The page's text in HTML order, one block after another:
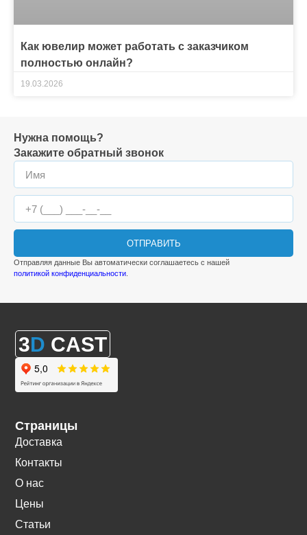
Как ювелир может работать с заказчиком
полностью онлайн?
19.03.2026
Нужна помощь?
Закажите обратный звонок
ОТПРАВИТЬ
Отправляя данные Вы автоматически соглашаетесь с нашей
политикой конфиденциальности
3D CAST
Страницы
Доставка
Контакты
О нас
Цены
Статьи